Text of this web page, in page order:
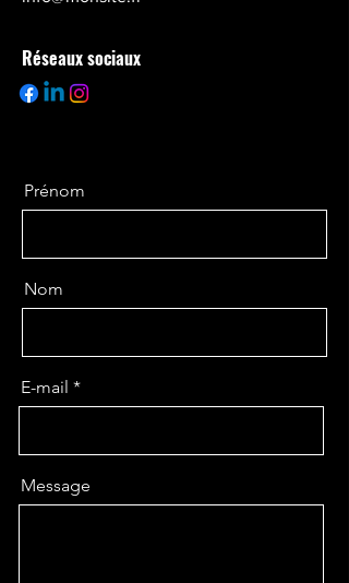
Réseaux sociaux
Prénom
Nom
E-mail
Message